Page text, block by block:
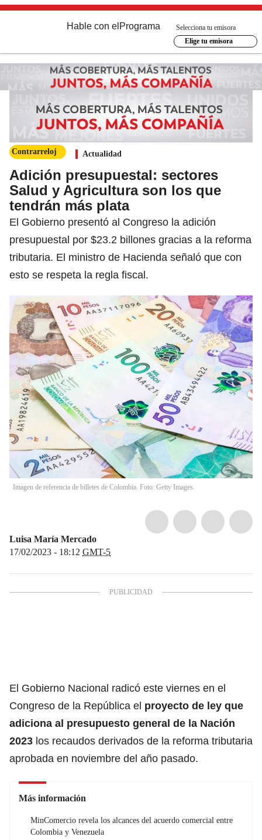
Hable con el Programa
Selecciona tu emisora
Elige tu emisora
Contrarreloj Actualidad
Adición presupuestal: sectores
Salud y Agricultura son los que
tendrán más plata
El Gobierno presentó al Congreso la adición
presupuestal por $23.2 billones gracias a la reforma
tributaria. El ministro de Hacienda señaló que con
esto se respeta la regla fiscal.
Imagen de referencia de billetes de Colombia. Foto: Getty Images.
Luisa María Mercado
17/02/2023 - 18:12 GMT-5
El Gobierno Nacional radicó este viernes en el
Congreso de la República el proyecto de ley que
adiciona al presupuesto general de la Nación
2023 los recaudos derivados de la reforma tributaria
aprobada en noviembre del año pasado.
Más información
MinComercio revela los alcances del acuerdo comercial entre
Colombia y Venezuela